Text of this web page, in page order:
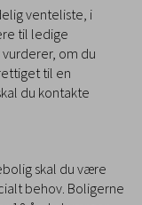
venteliste, i
til ledige
om du
til en
du kontakte
skal du være
behov. Boligerne